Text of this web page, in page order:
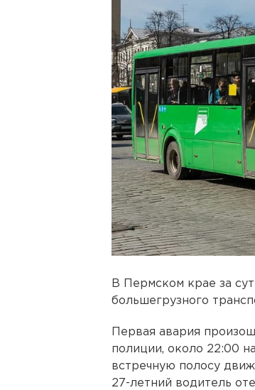
В Пермском крае за
большегрузного
Первая авария
полиции, около 22:00
встречную полосу
27-летний водитель